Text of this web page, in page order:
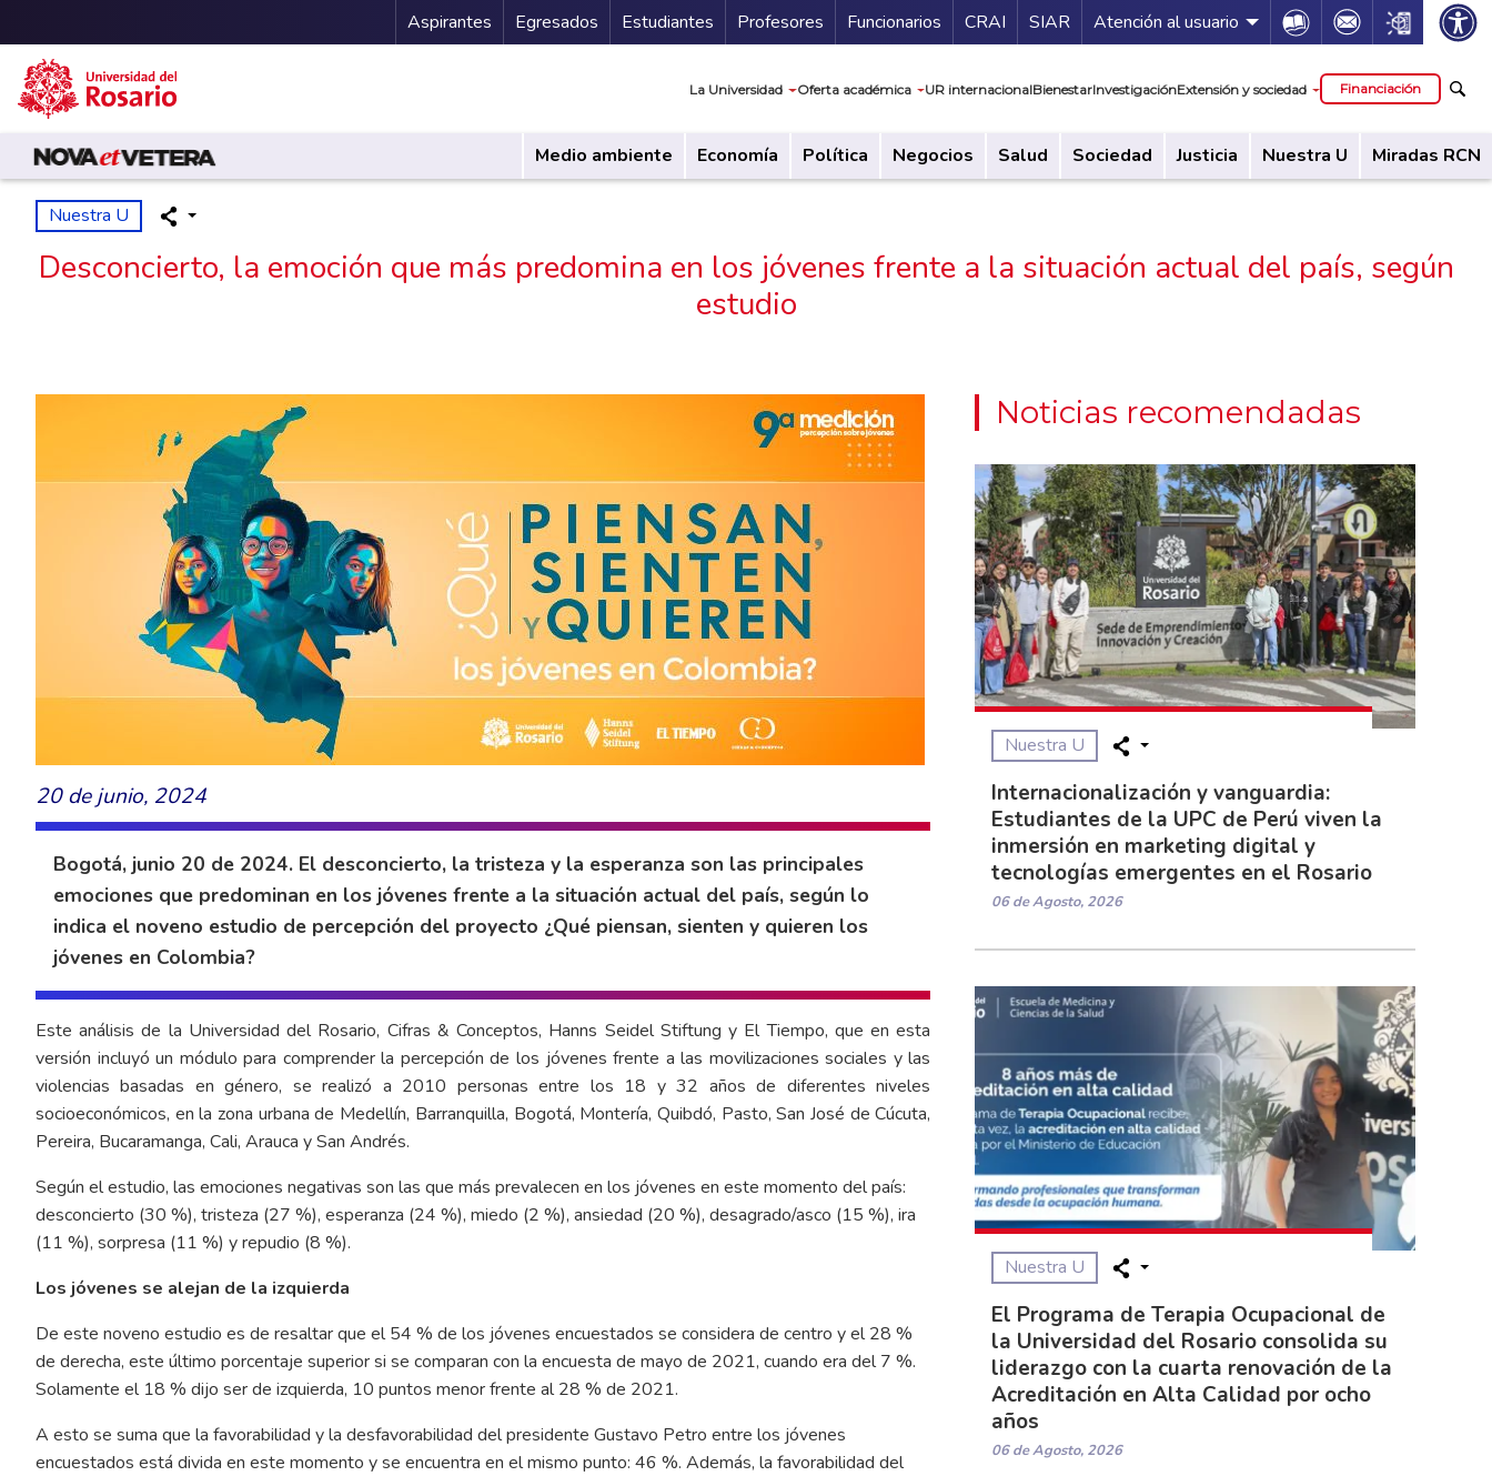
Pasar al contenido principal
Menu Secundario
Aspirantes Egresados Estudiantes Profesores Funcionarios Guía de servicios
CRAI SIAR Atención al usuario Icon Icon Icon
La Universidad Oferta académica UR internacionalBienestarInvestigaciónExtensión y sociedad Financiación
Medio ambiente Economía Política Negocios Salud Sociedad Justicia Nuestra U Miradas RCN
Nuestra U
Desconcierto, la emoción que más predomina en los jóvenes frente a la situación actual del país, según
estudio
20 de junio, 2024
Bogotá, junio 20 de 2024. El desconcierto, la tristeza y la esperanza son las principales
emociones que predominan en los jóvenes frente a la situación actual del país, según lo
indica el noveno estudio de percepción del proyecto ¿Qué piensan, sienten y quieren los
jóvenes en Colombia?
Este análisis de la Universidad del Rosario, Cifras & Conceptos, Hanns Seidel Stiftung y El Tiempo, que en esta
versión incluyó un módulo para comprender la percepción de los jóvenes frente a las movilizaciones sociales y las
violencias basadas en género, se realizó a 2010 personas entre los 18 y 32 años de diferentes niveles
socioeconómicos, en la zona urbana de Medellín, Barranquilla, Bogotá, Montería, Quibdó, Pasto, San José de Cúcuta,
Pereira, Bucaramanga, Cali, Arauca y San Andrés.
Según el estudio, las emociones negativas son las que más prevalecen en los jóvenes en este momento del país:
desconcierto (30 %), tristeza (27 %), esperanza (24 %), miedo (2 %), ansiedad (20 %), desagrado/asco (15 %), ira
(11 %), sorpresa (11 %) y repudio (8 %).
Los jóvenes se alejan de la izquierda
De este noveno estudio es de resaltar que el 54 % de los jóvenes encuestados se considera de centro y el 28 %
de derecha, este último porcentaje superior si se comparan con la encuesta de mayo de 2021, cuando era del 7 %.
Solamente el 18 % dijo ser de izquierda, 10 puntos menor frente al 28 % de 2021.
A esto se suma que la favorabilidad y la desfavorabilidad del presidente Gustavo Petro entre los jóvenes
encuestados está divida en este momento y se encuentra en el mismo punto: 46 %. Además, la favorabilidad del
Noticias recomendadas
Nuestra U
Internacionalización y vanguardia:
Estudiantes de la UPC de Perú viven la
inmersión en marketing digital y
tecnologías emergentes en el Rosario
06 de Agosto, 2026
Nuestra U
El Programa de Terapia Ocupacional de
la Universidad del Rosario consolida su
liderazgo con la cuarta renovación de la
Acreditación en Alta Calidad por ocho
años
06 de Agosto, 2026